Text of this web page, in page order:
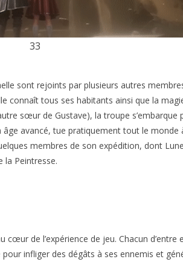
33
sont rejoints par plusieurs autres
connaît tous ses habitants ainsi que la
sœur de Gustave), la troupe
avancé, tue pratiquement tout le monde
membres de son expédition, dont
la Peintresse.
de l’expérience de jeu. Chacun
infliger des dégâts à ses ennemis et